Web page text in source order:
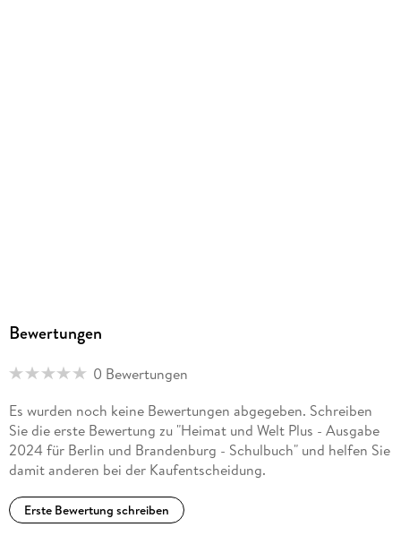
Bewertungen
0 Bewertungen
Es wurden noch keine Bewertungen abgegeben. Schreiben
Sie die erste Bewertung zu "Heimat und Welt Plus - Ausgabe
2024 für Berlin und Brandenburg - Schulbuch" und helfen Sie
damit anderen bei der Kaufentscheidung.
Erste Bewertung schreiben